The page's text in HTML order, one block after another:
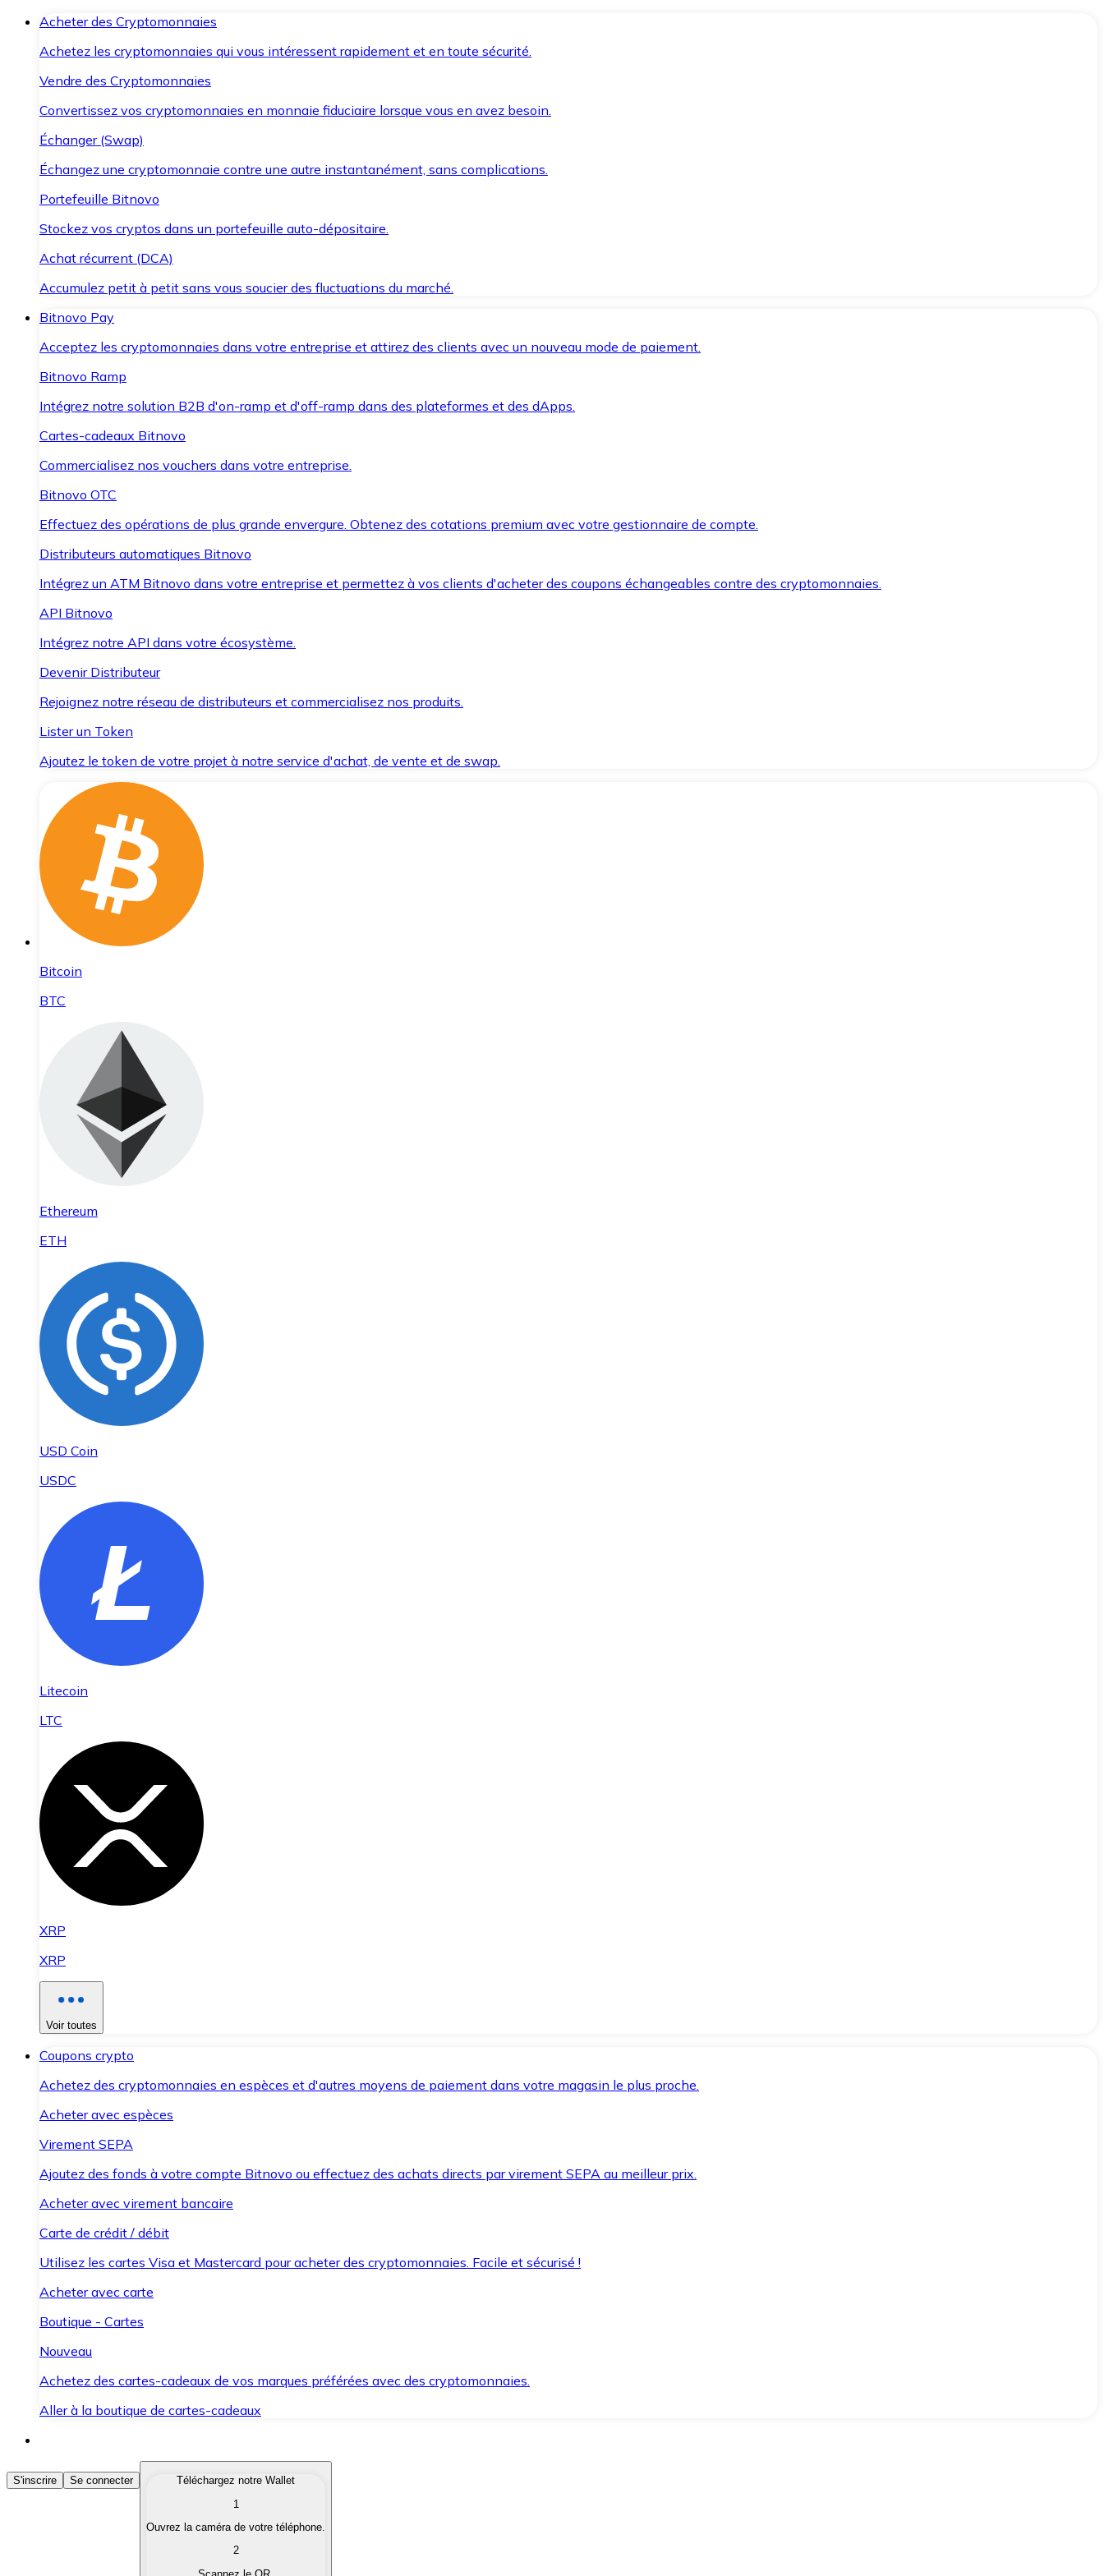
Acheter des Cryptomonnaies
Achetez les cryptomonnaies qui vous intéressent rapidement et en toute sécurité.
Vendre des Cryptomonnaies
Convertissez vos cryptomonnaies en monnaie fiduciaire lorsque vous en avez besoin.
Échanger (Swap)
Échangez une cryptomonnaie contre une autre instantanément, sans complications.
Portefeuille Bitnovo
Stockez vos cryptos dans un portefeuille auto-dépositaire.
Achat récurrent (DCA)
Accumulez petit à petit sans vous soucier des fluctuations du marché.
Bitnovo Pay
Acceptez les cryptomonnaies dans votre entreprise et attirez des clients avec un nouveau mode de paiement.
Bitnovo Ramp
Intégrez notre solution B2B d'on-ramp et d'off-ramp dans des plateformes et des dApps.
Cartes-cadeaux Bitnovo
Commercialisez nos vouchers dans votre entreprise.
Bitnovo OTC
Effectuez des opérations de plus grande envergure. Obtenez des cotations premium avec votre gestionnaire de compte.
Distributeurs automatiques Bitnovo
Intégrez un ATM Bitnovo dans votre entreprise et permettez à vos clients d'acheter des coupons échangeables contre des cryptomonnaies.
API Bitnovo
Intégrez notre API dans votre écosystème.
Devenir Distributeur
Rejoignez notre réseau de distributeurs et commercialisez nos produits.
Lister un Token
Ajoutez le token de votre projet à notre service d'achat, de vente et de swap.
Bitcoin
BTC
Ethereum
ETH
USD Coin
USDC
Litecoin
LTC
XRP
XRP
Voir toutes
Coupons crypto
Achetez des cryptomonnaies en espèces et d'autres moyens de paiement dans votre magasin le plus proche.
Acheter avec espèces
Virement SEPA
Ajoutez des fonds à votre compte Bitnovo ou effectuez des achats directs par virement SEPA au meilleur prix.
Acheter avec virement bancaire
Carte de crédit / débit
Utilisez les cartes Visa et Mastercard pour acheter des cryptomonnaies. Facile et sécurisé !
Acheter avec carte
Boutique - Cartes
Nouveau
Achetez des cartes-cadeaux de vos marques préférées avec des cryptomonnaies.
Aller à la boutique de cartes-cadeaux
Acheter des Cryptomonnaies
Achetez les cryptomonnaies qui vous intéressent rapidement et en toute sécurité.
Convertissez vos cryptomonnaies en monnaie fiduciaire lorsque vous en avez besoin.
S'inscrire Se connecter
Téléchargez notre Wallet
1
Ouvrez la caméra de votre téléphone.
2